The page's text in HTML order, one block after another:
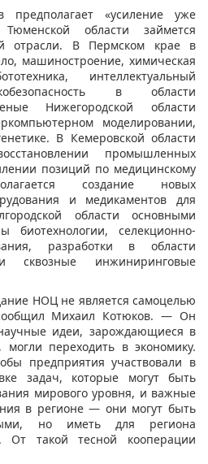
предполагает «усиление уже
области займется
отрасли. В Пермском крае в
машиностроение, химическая
интеллектуальный
в области
Нижегородской области
моделировании,
В Кемеровской области
промышленных
позиций по медицинскому
создание новых
и медикаментов для
области основными
биотехнологии, селекционно-
разработки в области
сквозные инжиниринговые
НОЦ не является самоцелью
Михаил Котюков. — Он
идеи, зарождающиеся в
могли переходить в экономику.
предприятия участвовали в
задач, которые могут быть
мирового уровня, и важные
в регионе — они могут быть
но иметь для региона
От такой тесной кооперации